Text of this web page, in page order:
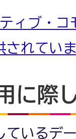
ィブ・
されてい
に際
ているデ